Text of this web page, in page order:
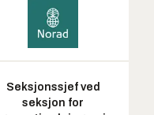
Seksjonssjef ved
seksjon for